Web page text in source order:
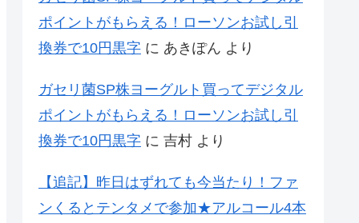
ポイントがもらえる！ローソンお試し引
換券で10円黒字 に あきぽん より
ガセリ菌SP株ヨーグルト買ってデジタル
ポイントがもらえる！ローソンお試し引
換券で10円黒字 に 吉村 より
【追記】昨日はずれても今当たり！ファ
ンくるとテンタメで参加★アルコール4本